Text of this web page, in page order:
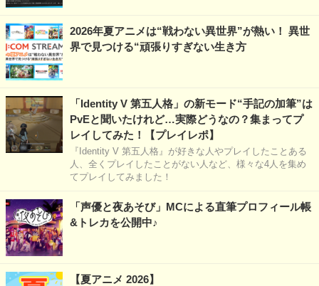
2026年夏アニメは“戦わない異世界”が熱い！ 異世
界で見つける“頑張りすぎない生き方
「Identity V 第五人格」の新モード“手記の加筆”は
PvEと聞いたけれど…実際どうなの？集まってプ
レイしてみた！【プレイレポ】
『Identity V 第五人格』が好きな人やプレイしたことある
人、全くプレイしたことがない人など、様々な4人を集め
てプレイしてみました！
「声優と夜あそび」MCによる直筆プロフィール帳
&トレカを公開中♪
【夏アニメ 2026】